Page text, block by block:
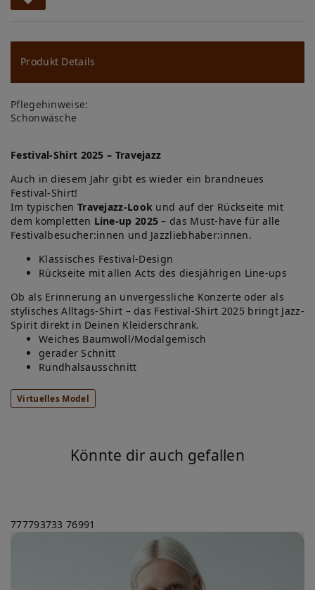
W
u
ns
ch
lis
te
Produkt Details
Pflegehinweise:
Schonwäsche
Festival-Shirt 2025 – Travejazz
Auch in diesem Jahr gibt es wieder ein brandneues
Festival-Shirt!
Im typischen Travejazz-Look und auf der Rückseite mit
dem kompletten Line-up 2025 – das Must-have für alle
Festivalbesucher:innen und Jazzliebhaber:innen.
Klassisches Festival-Design
Rückseite mit allen Acts des diesjährigen Line-ups
Ob als Erinnerung an unvergessliche Konzerte oder als
stylisches Alltags-Shirt – das Festival-Shirt 2025 bringt Jazz-
Spirit direkt in Deinen Kleiderschrank.
Weiches Baumwoll/Modalgemisch
gerader Schnitt
Rundhalsausschnitt
Virtuelles Model
Könnte dir auch gefallen
777793733 76991